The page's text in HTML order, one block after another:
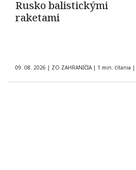
Rusko balistickými
raketami
09. 08. 2026 | ZO ZAHRANIČIA | 1 min. čítania |